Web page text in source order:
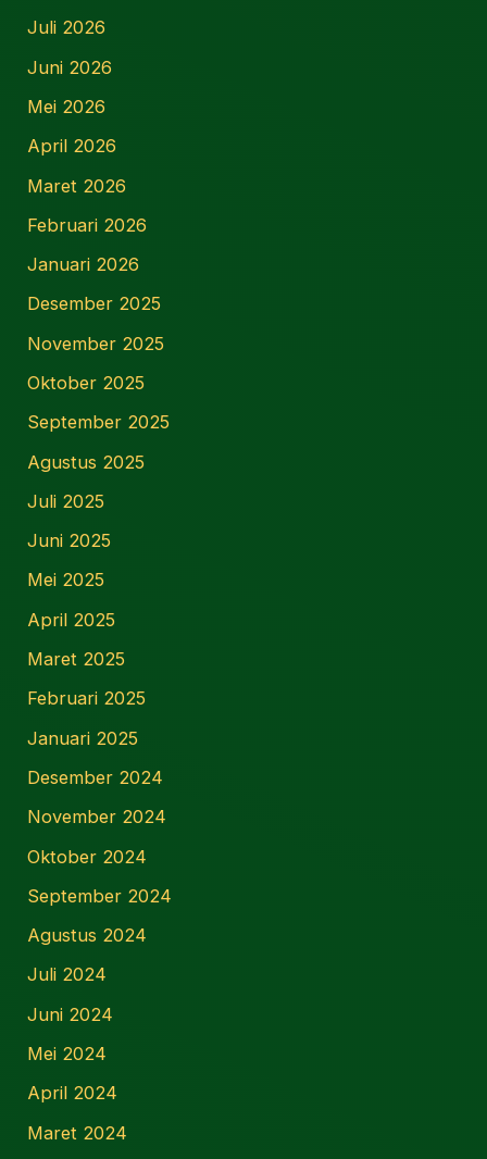
Juli 2026
Juni 2026
Mei 2026
April 2026
Maret 2026
Februari 2026
Januari 2026
Desember 2025
November 2025
Oktober 2025
September 2025
Agustus 2025
Juli 2025
Juni 2025
Mei 2025
April 2025
Maret 2025
Februari 2025
Januari 2025
Desember 2024
November 2024
Oktober 2024
September 2024
Agustus 2024
Juli 2024
Juni 2024
Mei 2024
April 2024
Maret 2024